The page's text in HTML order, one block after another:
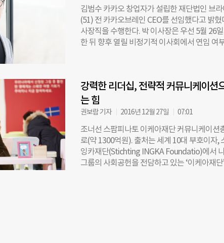
사와 박사 학위를 받았다. 현재는 KAIST 전산
직 중이다. 김 교수가 이끄는 KAIST 인터랙션
간-AI 상호작용 분야를 중심으로 다양한 AI 기
은솔 교수는 서울대학교 컴퓨터공학부를 졸
트웨어학부 및 인공지능대학원 조교수로 선
연구하고 있다. 박승기 브라이언임팩트 이사
임은 AI와 과학 기술을 기반으로 한 사회문제
실현하는 데 큰
김범수 카카오 창업자가 설립한 재단법인 브
(51) 전 카카오브레인 CEO를 선임했다고 밝
사장직을 수행한다. 박 이사장은 우선 5월 26
한 뒤 향후 열릴 비정기적 이사회에서 연임
2018년 9월부터 2021년 3월까지 김범수 전
대표이사를 맡아 대표직을 수행했다. 브라이
기술을 활용해 사회문제를 해결하고자 하는
신임 이사장은 “브라이언임팩트는 기술이 사
기반으로 우리 사회의 변화를 이끌어나가는
다”며 “브라이언임팩트의 핵심 철학에 깊이
기존 사업들을 토대로 보다 AI 전문성을 갖춘
강력한 리더십, 전략적 커뮤니케이
는 힘
권보람 기자 2016년 12월 27일 07:01
조너선 스팜피나토 이케아재단 커뮤니케이
로(약 1300억원). 출처는 세계 10대 부호이자,
잉카재단(Stichting INGKA Foundatio)에서
그룹의 사회공헌을 전담하고 있는 ‘이케아재